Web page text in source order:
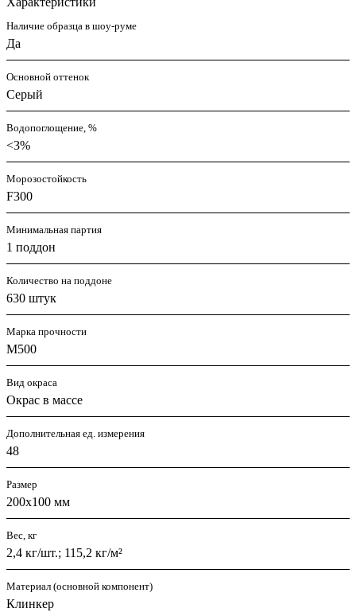
Наличие образца в шоу-руме
Да
Основной оттенок
Серый
Водопоглощение, %
<3%
Морозостойкость
F300
Минимальная партия
1 поддон
Количество на поддоне
630 штук
Марка прочности
М500
Вид окраса
Окрас в массе
Дополнительная ед. измерения
48
Размер
200х100 мм
Вес, кг
2,4 кг/шт.; 115,2 кг/м²
Материал (основной компонент)
Клинкер